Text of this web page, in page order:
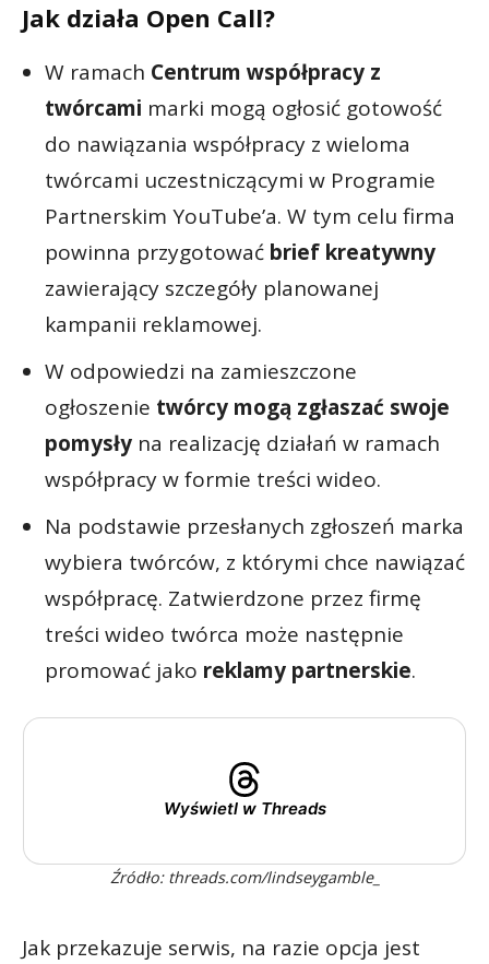
Jak działa Open Call?
W ramach Centrum współpracy z
twórcami marki mogą ogłosić gotowość
do nawiązania współpracy z wieloma
twórcami uczestniczącymi w Programie
Partnerskim YouTube’a. W tym celu firma
powinna przygotować brief kreatywny
zawierający szczegóły planowanej
kampanii reklamowej.
W odpowiedzi na zamieszczone
ogłoszenie twórcy mogą zgłaszać swoje
pomysły na realizację działań w ramach
współpracy w formie treści wideo.
Na podstawie przesłanych zgłoszeń marka
wybiera twórców, z którymi chce nawiązać
współpracę. Zatwierdzone przez firmę
treści wideo twórca może następnie
promować jako reklamy partnerskie.
Wyświetl w Threads
Źródło: threads.com/lindseygamble_
Jak przekazuje serwis, na razie opcja jest